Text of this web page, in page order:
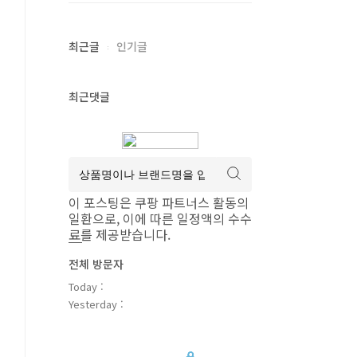
최근글 인기글
최근댓글
이 포스팅은 쿠팡 파트너스 활동의
일환으로, 이에 따른 일정액의 수수
료를 제공받습니다.
전체 방문자
Today :
Yesterday :